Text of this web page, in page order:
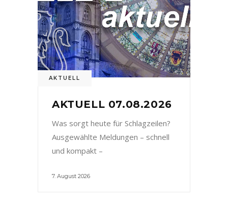
AKTUELL
AKTUELL 07.08.2026
Was sorgt heute für Schlagzeilen?
Ausgewählte Meldungen – schnell
und kompakt –
7. August 2026